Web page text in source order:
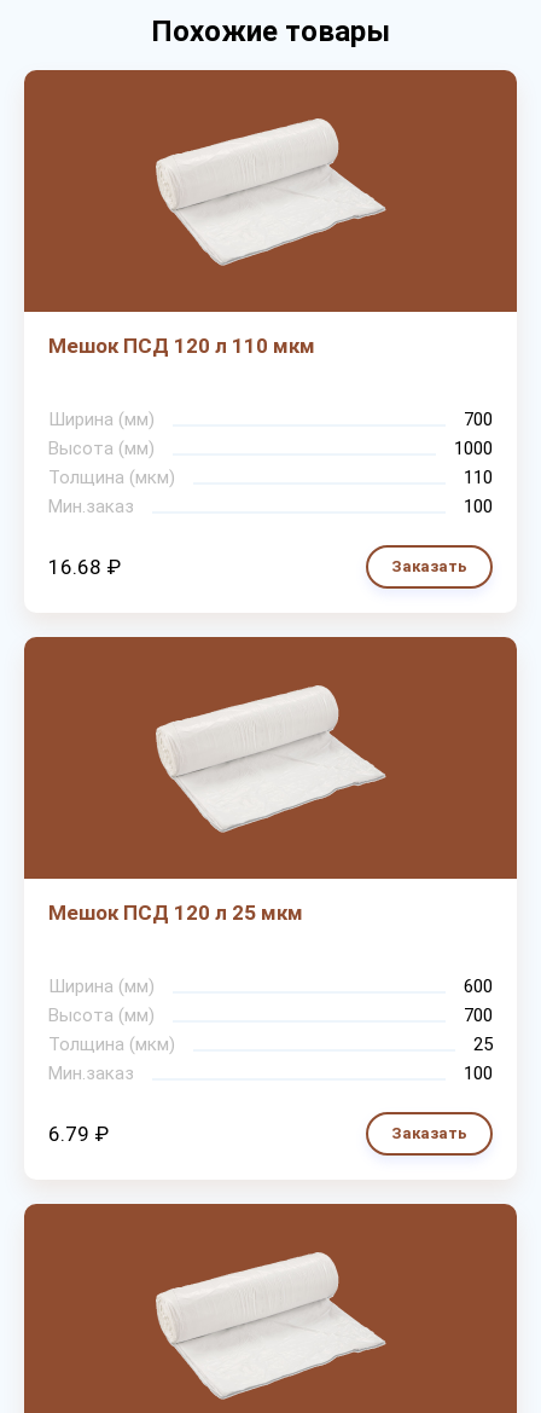
Похожие товары
Мешок ПСД 120 л 110 мкм
Ширина (мм)
700
Высота (мм)
1000
Толщина (мкм)
110
Мин.заказ
100
16.68 ₽ Заказать
Мешок ПСД 120 л 25 мкм
Ширина (мм)
600
Высота (мм)
700
Толщина (мкм)
25
Мин.заказ
100
6.79 ₽ Заказать